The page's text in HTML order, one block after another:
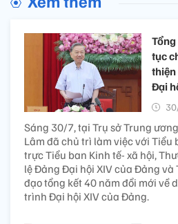
tục
thiện
Đại
Sáng 30/7, tại Trụ sở Trung
Lâm đã chủ trì làm việc với Tiểu
trực Tiểu ban Kinh tế- xã hội,
lệ Đảng Đại hội XIV của Đảng và
đạo tổng kết 40 năm đổi mới về
trình Đại hội XIV của Đảng.